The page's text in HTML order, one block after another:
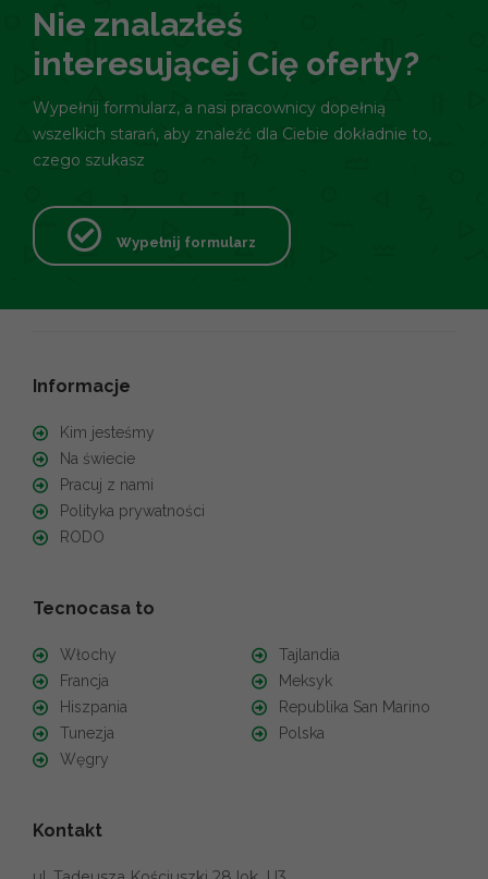
Nie znalazłeś
interesującej Cię oferty?
Wypełnij formularz, a nasi pracownicy dopełnią
wszelkich starań, aby znaleźć dla Ciebie dokładnie to,
czego szukasz
Wypełnij formularz
Informacje
Kim jesteśmy
Na świecie
Pracuj z nami
Polityka prywatności
RODO
Tecnocasa to
Włochy
Francja
Hiszpania
Tunezja
Węgry
Tajlandia
Meksyk
Republika San Marino
Polska
Kontakt